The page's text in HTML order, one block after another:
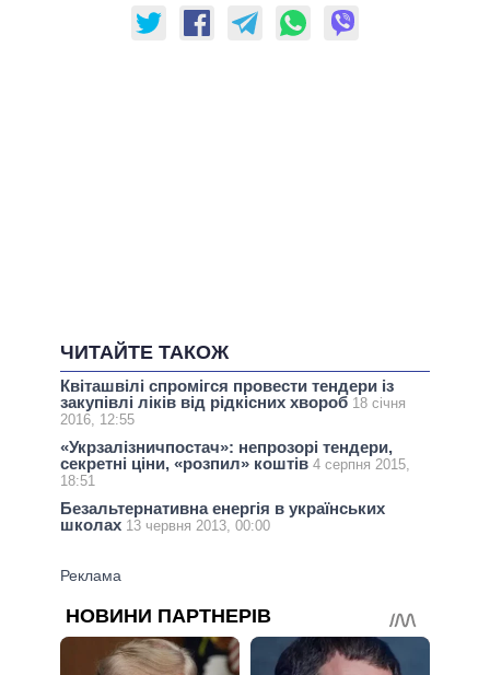
ЧИТАЙТЕ ТАКОЖ
Квіташвілі спромігся провести тендери із
закупівлі ліків від рідкісних хвороб 18 січня
2016, 12:55
«Укрзалізничпостач»: непрозорі тендери,
секретні ціни, «розпил» коштів 4 серпня 2015,
18:51
Безальтернативна енергія в українських
школах 13 червня 2013, 00:00